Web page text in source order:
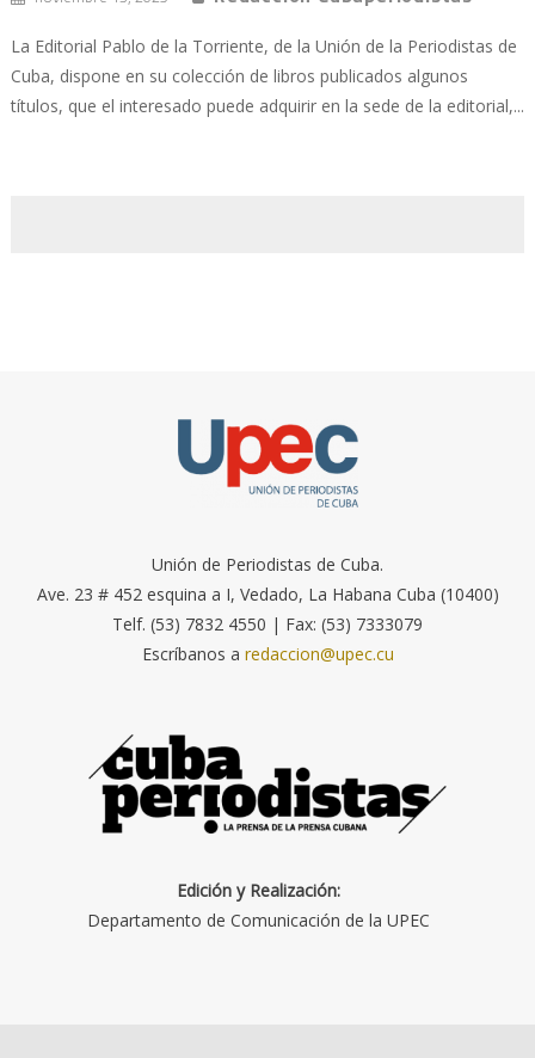
La Editorial Pablo de la Torriente, de la Unión de la Periodistas de
Cuba, dispone en su colección de libros publicados algunos
títulos, que el interesado puede adquirir en la sede de la editorial,...
Unión de Periodistas de Cuba.
Ave. 23 # 452 esquina a I, Vedado, La Habana Cuba (10400)
Telf. (53) 7832 4550 | Fax: (53) 7333079
Escríbanos a redaccion@upec.cu
Edición y Realización:
Departamento de Comunicación de la UPEC